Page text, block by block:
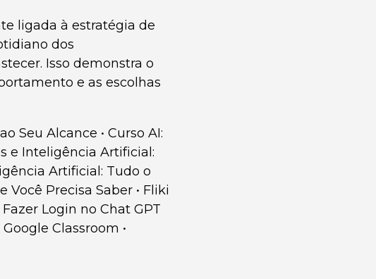
ligada à estratégia de
dos
Isso demonstra o
e as escolhas
Seu Alcance • Curso AI:
e Inteligência Artificial:
Artificial: Tudo o
Você Precisa Saber • Fliki
Login no Chat GPT
Classroom •